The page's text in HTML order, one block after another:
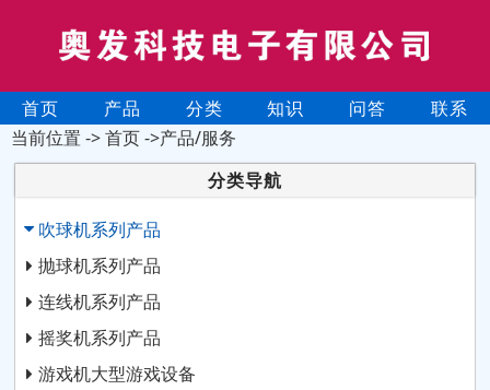
首页 产品 分类 知识 问答
联系
当前位置 ->首页->产品/服务
分类导航
吹球机系列产品
抛球机系列产品
连线机系列产品
摇奖机系列产品
游戏机大型游戏设备